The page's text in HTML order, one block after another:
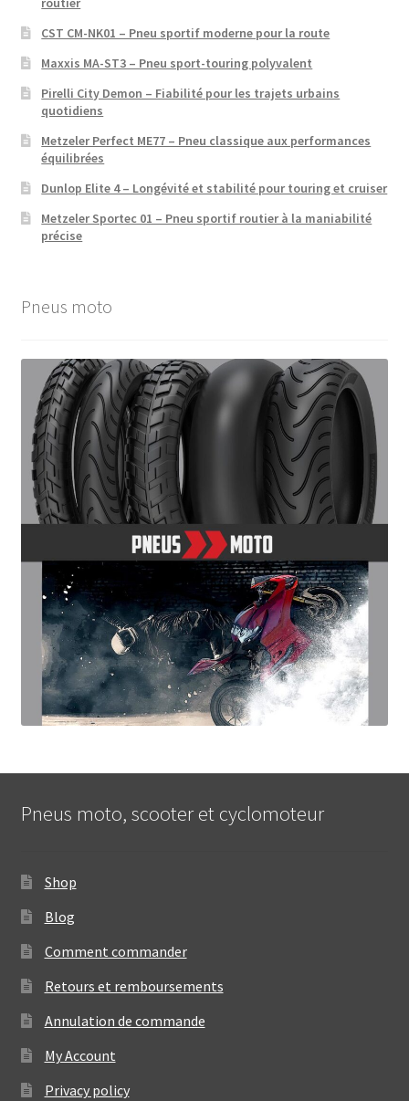
CST CM-NK01 – Pneu sportif moderne pour la route
Maxxis MA-ST3 – Pneu sport-touring polyvalent
Pirelli City Demon – Fiabilité pour les trajets urbains
quotidiens
Metzeler Perfect ME77 – Pneu classique aux performances
équilibrées
Dunlop Elite 4 – Longévité et stabilité pour touring et cruiser
Metzeler Sportec 01 – Pneu sportif routier à la maniabilité
précise
Pneus moto
Pneus moto, scooter et cyclomoteur
Shop
Blog
Comment commander
Retours et remboursements
Annulation de commande
My Account
Privacy policy